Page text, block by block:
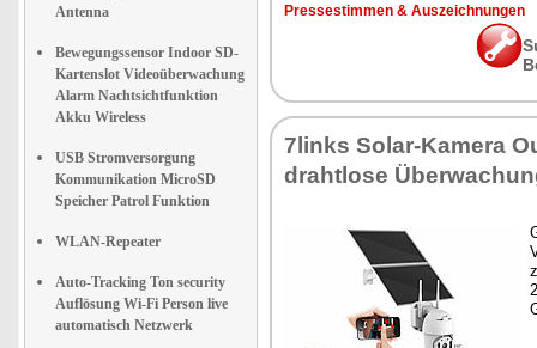
Antenna
Bewegungssensor Indoor SD-
Kartenslot Videoüberwachung
Alarm Nachtsichtfunktion
Akku Wireless
USB Stromversorgung
Kommunikation MicroSD
Speicher Patrol Funktion
WLAN-Repeater
Auto-Tracking Ton security
Auflösung Wi-Fi Person live
automatisch Netzwerk
Pressestimmen & Auszeichnungen
7links Solar-Kamera
drahtlose